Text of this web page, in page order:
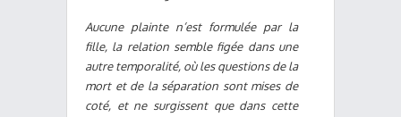
Aucune plainte n’est formulée par la
fille, la relation semble figée dans une
autre temporalité, où les questions de la
mort et de la séparation sont mises de
coté, et ne surgissent que dans cette